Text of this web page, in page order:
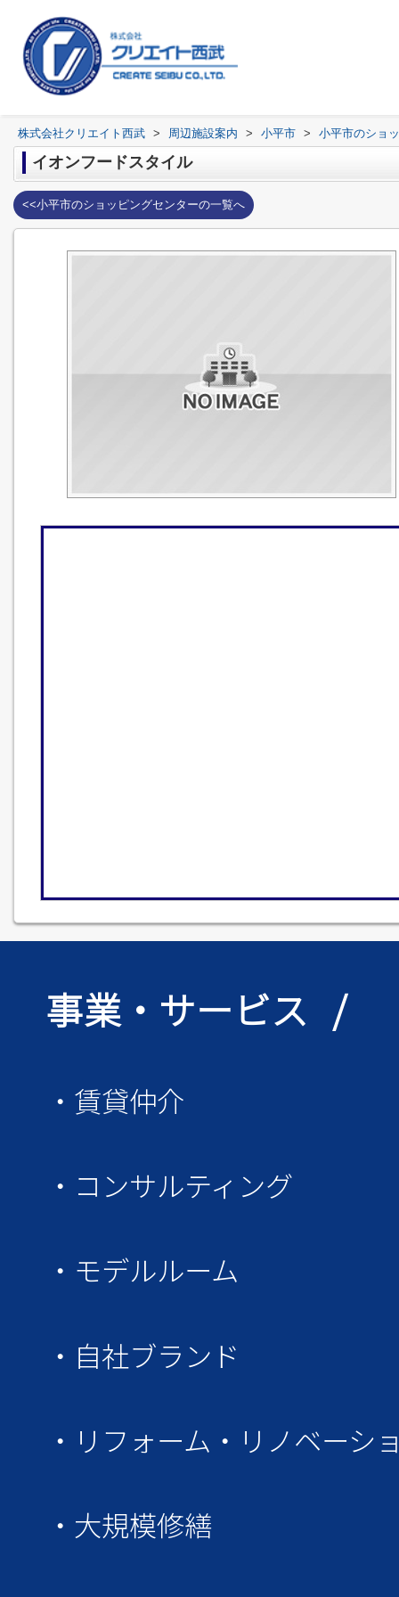
株式会社クリエイト西武 > 周辺施設案内 > 小平市 > 小平市のショ
イオンフードスタイル
<<小平市のショッピングセンターの一覧へ
事業・サービス /
・賃貸仲介
・コンサルティング
・モデルルーム
・自社ブランド
・リフォーム・リノベーシ
・大規模修繕